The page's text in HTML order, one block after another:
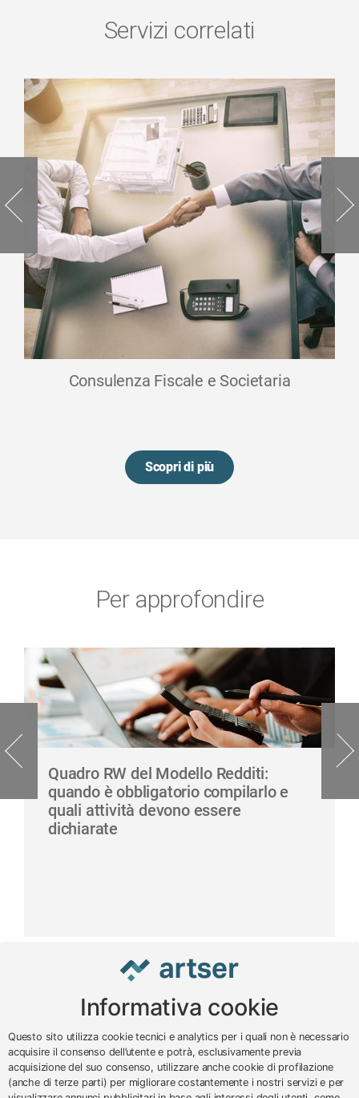
Servizi correlati
Consulenza Fiscale e Societaria
Scopri di più
Per approfondire
Quadro RW del Modello Redditi:
quando è obbligatorio compilarlo e
quali attività devono essere
dichiarate
© 2024 – 2026 - ARTSER SRL
Informativa cookie
Questo sito utilizza cookie tecnici e analytics per i quali non è necessario
acquisire il consenso dell’utente e potrà, esclusivamente previa
acquisizione del suo consenso, utilizzare anche cookie di profilazione
(anche di terze parti) per migliorare costantemente i nostri servizi e per